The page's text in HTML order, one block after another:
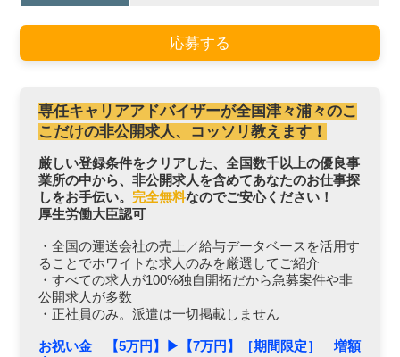
応募する
専任キャリアアドバイザーが全国津々浦々のこ
こだけの非公開求人、コッソリ教えます！
厳しい登録条件をクリアした、全国数千以上の優良事
業所の中から、非公開求人を含めてあなたのお仕事探
しをお手伝い。 完全無料なのでご安心ください！
厚生労働大臣認可
・全国の運送会社の売上／給与データベースを活用す
ることでホワイトな求人のみを厳選してご紹介
・すべての求人が100%独自開拓だから急募案件や非
公開求人が多数
・正社員のみ。派遣は一切掲載しません
お祝い金 【5万円】▶︎【7万円】［期間限定］ 増額